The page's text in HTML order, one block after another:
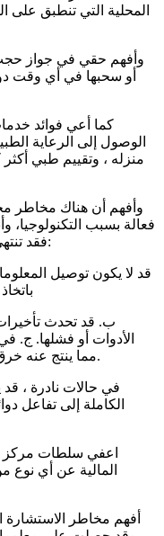
المحلية التي تنطبق
وأفهم حقي في جواز
أو سحبها في أي وقت
كما أعي فوائد
الوصول إلى الرعاية
منزله ، وتقييم طبي
وأفهم أن هناك مخاطر
فعالة بسبب
فقد تنتهي الاستشارة. وقد تشمل المخاطر ما يلي:
قد لا يكون توصيل
ب. قد تحدث
الأدوات أو فشلها. ج.
مما ينتج عنه خرق لخصوصية المعلومات الطبية الشخصية.
في حالات نادرة ،
الكاملة إلى تفاعل
اعفي سلطات مركز
المالية عن أي نوع
أفهم مخاطر الاستشارة